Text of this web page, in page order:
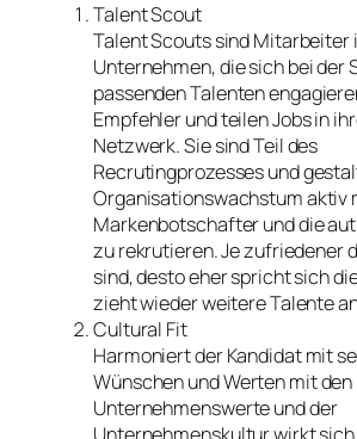
Talent Scout
Talent Scouts sind Mitarbeiter
Unternehmen, die sich bei der
passenden Talenten
Empfehler und teilen Jobs in
Netzwerk. Sie sind Teil des
Recrutingprozesses und
Organisationswachstum aktiv
Markenbotschafter und die
zu rekrutieren. Je zufriedener
sind, desto eher spricht sich
zieht wieder weitere Talente
Cultural Fit
Harmoniert der Kandidat mit
Wünschen und Werten mit den
Unternehmenswerte und der